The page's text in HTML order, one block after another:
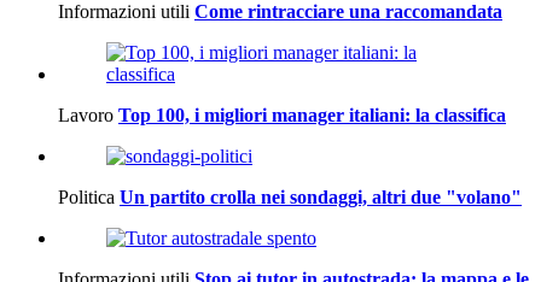
Informazioni utili Come rintracciare una raccomandata
Lavoro Top 100, i migliori manager italiani: la classifica
Politica Un partito crolla nei sondaggi, altri due "volano"